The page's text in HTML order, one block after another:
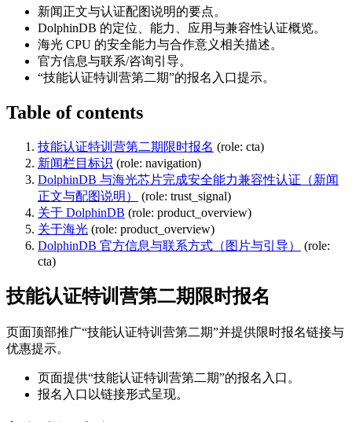
新闻正文与认证配图说明的要点。
DolphinDB 的定位、能力、应用与兼容性认证概览。
海光 CPU 的安全能力与合作意义相关描述。
官方信息与联系/咨询引导。
“技能认证特训营第二期”的报名入口提示。
Table of contents
技能认证特训营第二期限时报名 (role: cta)
新闻栏目标识 (role: navigation)
DolphinDB 与海光芯片完成安全能力兼容性认证（新闻
正文与配图说明）
(role: trust_signal)
关于 DolphinDB (role: product_overview)
关于海光 (role: product_overview)
DolphinDB 官方信息与联系方式（图片与引导）
(role:
cta)
技能认证特训营第二期限时报名
页面顶部推广“技能认证特训营第二期”并提供限时报名链接与
优惠提示。
页面提供“技能认证特训营第二期”的报名入口。
报名入口以链接形式呈现。